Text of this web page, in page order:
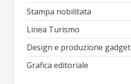
Stampa nobilitata
Linea Turismo
Design e produzione gadget
Grafica editoriale